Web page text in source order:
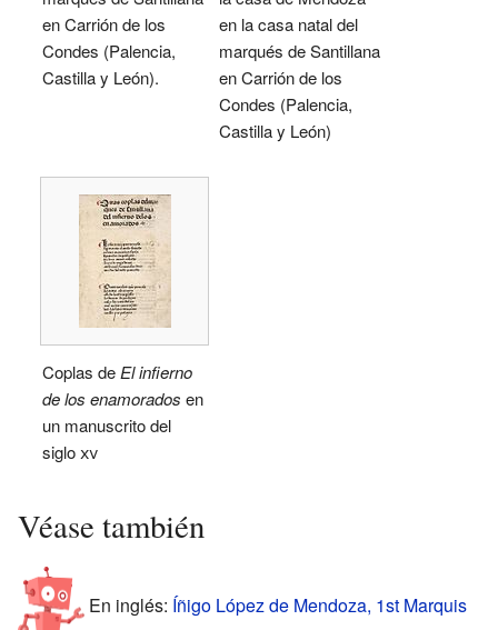
en Carrión de los
Condes (Palencia,
Castilla y León).
en la casa natal del
marqués de Santillana
en Carrión de los
Condes (Palencia,
Castilla y León)
Coplas de El infierno
de los enamorados en
un manuscrito del
sigloxv
Véase también
En inglés: Íñigo López de Mendoza, 1st Marquis